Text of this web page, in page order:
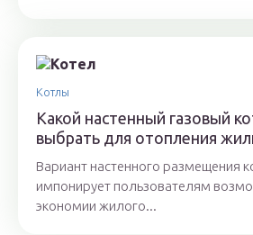
Котлы
Какой настенный газовый
выбрать для отопления
Вариант настенного размещения
импонирует пользователям
экономии жилого...